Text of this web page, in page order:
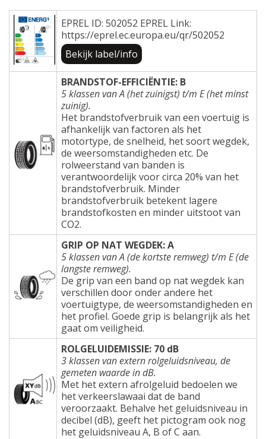
EPREL ID: 502052 EPREL Link:
https://eprel.ec.europa.eu/qr/502052
Bekijk label/info
BRANDSTOF-EFFICIËNTIE: B
5 klassen van A (het zuinigst) t/m E (het minst
zuinig).
Het brandstofverbruik van een voertuig is
afhankelijk van factoren als het
motortype, de snelheid, het soort wegdek,
de weersomstandigheden etc. De
rolweerstand van banden is
verantwoordelijk voor circa 20% van het
brandstofverbruik. Minder
brandstofverbruik betekent lagere
brandstofkosten en minder uitstoot van
CO2.
GRIP OP NAT WEGDEK: A
5 klassen van A (de kortste remweg) t/m E (de
langste remweg).
De grip van een band op nat wegdek kan
verschillen door onder andere het
voertuigtype, de weersomstandigheden en
het profiel. Goede grip is belangrijk als het
gaat om veiligheid.
ROLGELUIDEMISSIE: 70 dB
3 klassen van extern rolgeluidsniveau, de
gemeten waarde in dB.
Met het extern afrolgeluid bedoelen we
het verkeerslawaai dat de band
veroorzaakt. Behalve het geluidsniveau in
decibel (dB), geeft het pictogram ook nog
het geluidsniveau A, B of C aan.